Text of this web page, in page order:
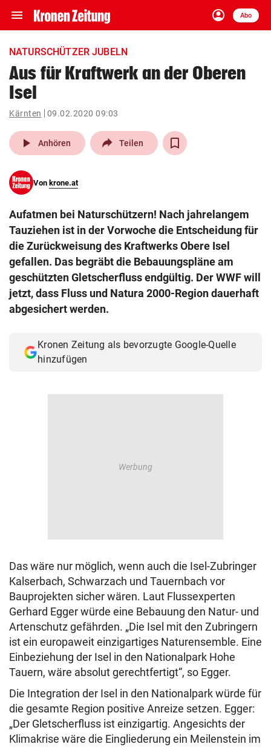
menu Navigation
ein-/ausklappen
account_circle
Anmelden
Abo
close Schließen
account_circle
pin_drop
Wien arrow_right
search
eingeben
© Krone Multimedia GmbH & Co KG 2026
Muthgasse 2, 1190 Wien
NATURSCHÜTZER JUBELN
Aus für Kraftwerk an der Oberen
Isel
Kärnten 09.02.2020 09:03
play_arrow Anhören Teilen
Von krone.at
Aufatmen bei Naturschützern! Nach jahrelangem
Tauziehen ist in der Vorwoche die Entscheidung für
die Zurückweisung des Kraftwerks Obere Isel
gefallen. Das begräbt die Bebauungspläne am
geschützten Gletscherfluss endgültig. Der WWF will
jetzt, dass Fluss und Natura 2000-Region dauerhaft
abgesichert werden.
Kronen Zeitung als bevorzugte Google-Quelle
hinzufügen
Das wäre nur möglich, wenn auch die Isel-Zubringer
Kalserbach, Schwarzach und Tauernbach vor
Bauprojekten sicher wären. Laut Flussexperten
Gerhard Egger würde eine Bebauung den Natur- und
Artenschutz gefährden. „Die Isel mit den Zubringern
ist ein europaweit einzigartiges Naturensemble. Eine
Einbeziehung der Isel in den Nationalpark Hohe
Tauern, wäre absolut gerechtfertigt“, so Egger.
Die Integration der Isel in den Nationalpark würde für
die gesamte Region positive Anreize setzen. Egger:
„Der Gletscherfluss ist einzigartig. Angesichts der
Klimakrise wäre die Eingliederung ein Meilenstein im